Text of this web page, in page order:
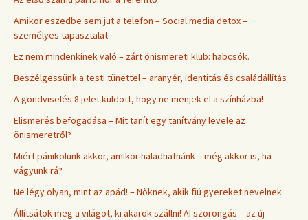
Amikor eszedbe sem jut a telefon – Social media detox –
személyes tapasztalat
Ez nem mindenkinek való – zárt önismereti klub: habcsók.
Beszélgessünk a testi tünettel – aranyér, identitás és családállítás
A gondviselés 8 jelet küldött, hogy ne menjek el a színházba!
Elismerés befogadása – Mit tanít egy tanítvány levele az
önismeretről?
Miért pánikolunk akkor, amikor haladhatnánk – még akkor is, ha
vágyunk rá?
Ne légy olyan, mint az apád! – Nőknek, akik fiú gyereket nevelnek.
Állítsátok meg a világot, ki akarok szállni! AI szorongás – az új